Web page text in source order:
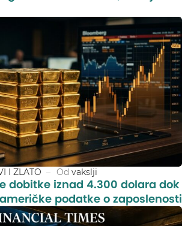
I ZLATO Od vakslji
dobitke iznad 4.300 dolara dok
podatke o zaposlenosti